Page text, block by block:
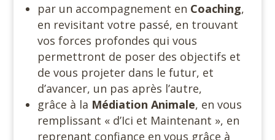
par un accompagnement en Coaching,
en revisitant votre passé, en trouvant
vos forces profondes qui vous
permettront de poser des objectifs et
de vous projeter dans le futur, et
d’avancer, un pas après l’autre,
grâce à la Médiation Animale, en vous
remplissant « d’Ici et Maintenant », en
reprenant confiance en vous grâce à